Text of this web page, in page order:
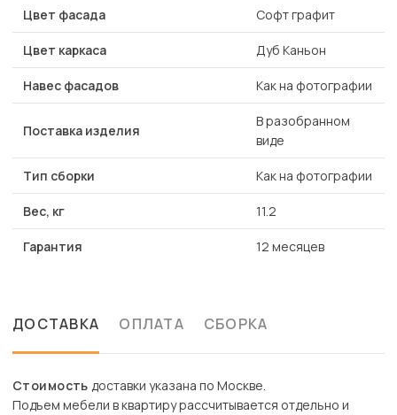
Цвет фасада Софт графит
Цвет каркаса Дуб Каньон
Навес фасадов Как на фотографии
Поставка изделия
В разобранном
виде
Тип сборки Как на фотографии
Вес, кг 11.2
Гарантия 12 месяцев
ДОСТАВКА ОПЛАТА СБОРКА
Стоимость доставки указана по Москве.
Подъем мебели в квартиру рассчитывается отдельно и